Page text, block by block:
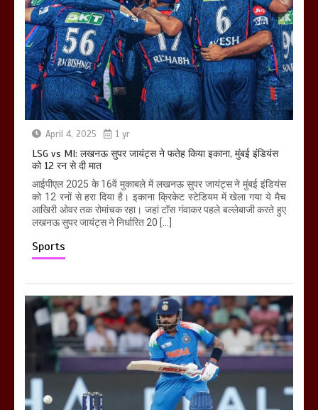
April 4, 2025 1 yr
LSG vs MI: लखनऊ सुपर जायंट्स ने फतेह किया इकाना, मुंबई इंडियंस
को 12 रन से दी मात
आईपीएल 2025 के 16वें मुकाबले में लखनऊ सुपर जायंट्स ने मुंबई इंडियंस
को 12 रनों से हरा दिया है। इकाना क्रिकेट स्टेडियम में खेला गया ये मैच
आखिरी ओवर तक रोमांचक रहा। जहां टॉस गंवाकर पहले बल्लेबाजी करते हुए
लखनऊ सुपर जायंट्स ने निर्धारित 20 […]
Sports